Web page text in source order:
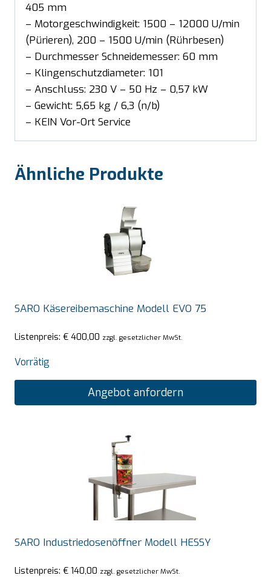
405 mm
– Motorgeschwindigkeit: 1500 – 12000 U/min
(Pürieren), 200 – 1500 U/min (Rührbesen)
– Durchmesser Schneidemesser: 60 mm
– Klingenschutzdiameter: 101
– Anschluss: 230 V – 50 Hz – 0,57 kW
– Gewicht: 5,65 kg / 6,3 (n/b)
– KEIN Vor-Ort Service
Ähnliche Produkte
SARO Käsereibemaschine Modell EVO 75
Listenpreis: € 400,00 zzgl. gesetzlicher MwSt.
Vorrätig
Angebot anfordern
SARO Industriedosenöffner Modell HESSY
Listenpreis: € 140,00 zzgl. gesetzlicher MwSt.